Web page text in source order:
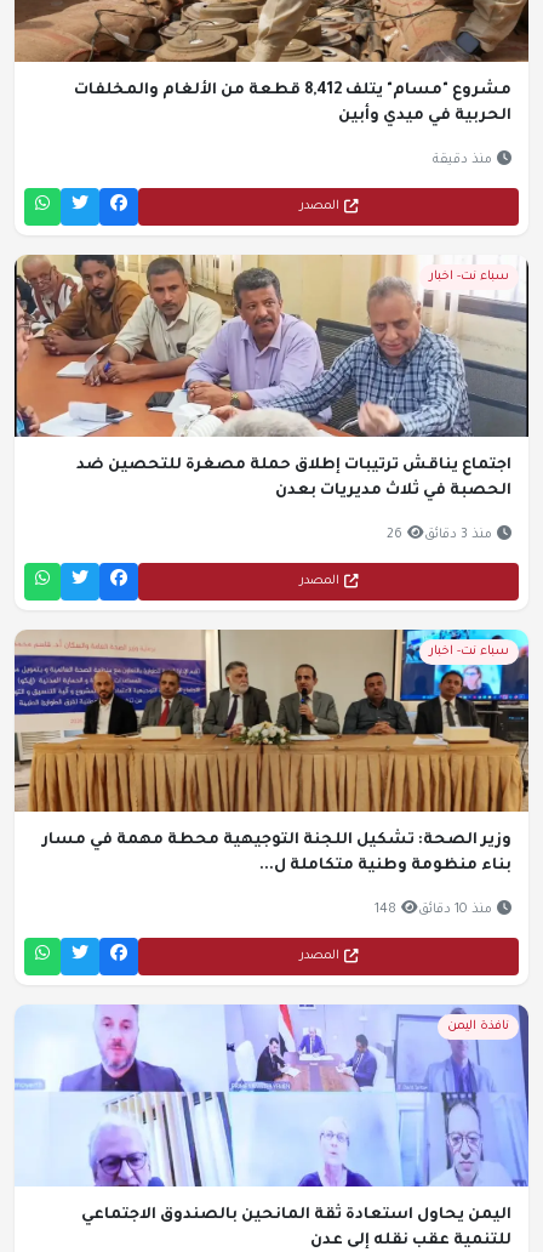
مشروع "مسام" يتلف 8,412 قطعة من الألغام والمخلفات
الحربية في ميدي وأبين
منذ دقيقة
المصدر
سباء نت- اخبار
اجتماع يناقش ترتيبات إطلاق حملة مصغرة للتحصين ضد
الحصبة في ثلاث مديريات بعدن
منذ 3 دقائق 26
المصدر
سباء نت- اخبار
وزير الصحة: تشكيل اللجنة التوجيهية محطة مهمة في مسار
بناء منظومة وطنية متكاملة ل...
منذ 10 دقائق 148
المصدر
نافذة اليمن
اليمن يحاول استعادة ثقة المانحين بالصندوق الاجتماعي
للتنمية عقب نقله إلى عدن